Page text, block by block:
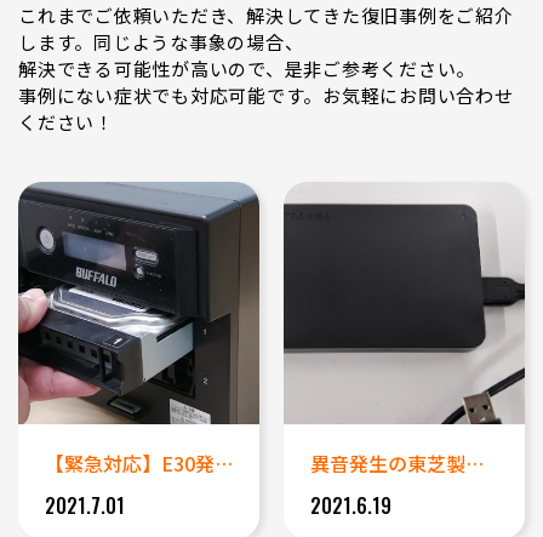
これまでご依頼いただき、解決してきた復旧事例をご紹介
します。同じような事象の場合、
解決できる可能性が高いので、是非ご参考ください。
事例にない症状でも対応可能です。お気軽にお問い合わせ
ください！
【緊急対応】E30発生で使用で...
2021.7.01
異音発生の東芝製ポータブルハー...
2021.6.19